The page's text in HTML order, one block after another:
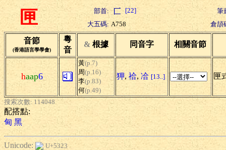
匣 部首: [22]
筆
大五碼: A758 倉頡
音節
(香港語言學學會)
粵
音
& 根據 同音字 相關音節
haap6
黃(p.7)
周(p.16)
李(p.83)
何(p.49)
狎, 祫, 冾 [13..] 匣
搜索次數: 114048
配搭點:
甸 黑
Unicode:
U+5323